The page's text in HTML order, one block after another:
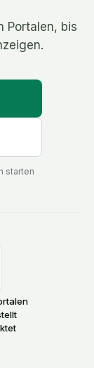
Portalen, bis
starten